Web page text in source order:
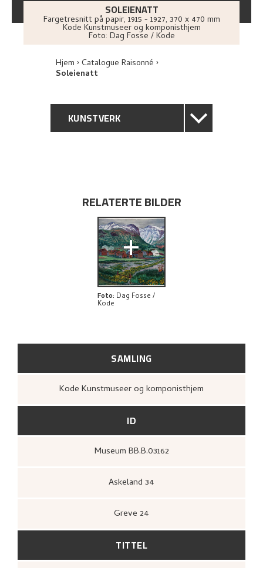
SOLEIENATT
Fargetresnitt på papir, 1915 - 1927, 370 x 470 mm
Kode Kunstmuseer og komponisthjem
Foto: Dag Fosse / Kode
Hjem Catalogue Raisonné
Soleienatt
KUNSTVERK
PROVENIENS
UTSTILLINGSHISTORIE
UTFORSK
SAMLING
Kode Kunstmuseer og komponisthjem
ID
Museum BB.B.03162
Askeland 34
Greve 24
TITTEL
RELATERTE BILDER
+
Foto: Dag Fosse /
Kode